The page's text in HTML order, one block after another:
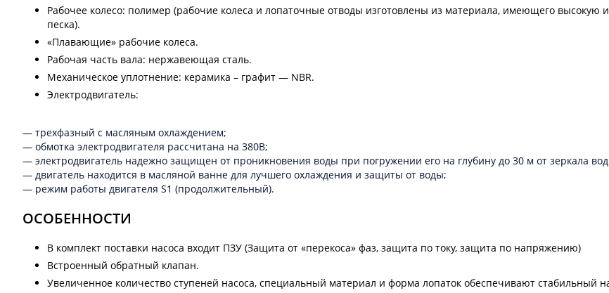
Рабочее колесо: полимер (рабочие колеса и лопаточные отводы изготовлены из материала, имеющего высокую
песка).
«Плавающие» рабочие колеса.
Рабочая часть вала: нержавеющая сталь.
Механическое уплотнение: керамика – графит — NBR.
Электродвигатель:
— трехфазный с масляным охлаждением;
— обмотка электродвигателя рассчитана на 380В;
— электродвигатель надежно защищен от проникновения воды при погружении его на глубину до 30 м от зеркала
— двигатель находится в масляной ванне для лучшего охлаждения и защиты от воды;
— режим работы двигателя S1 (продолжительный).
ОСОБЕННОСТИ
В комплект поставки насоса входит ПЗУ (Защита от «перекоса» фаз, защита по току, защита по напряжению)
Встроенный обратный клапан.
Увеличенное количество ступеней насоса, специальный материал и форма лопаток обеспечивают стабильный